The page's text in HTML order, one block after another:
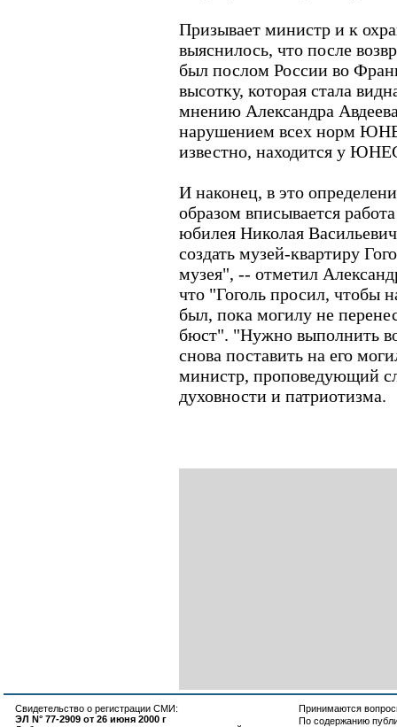
Призывает министр и к
выяснилось, что после
был послом России во
высотку, которая стала
мнению Александра
нарушением всех норм
известно, находится у
И наконец, в это
образом вписывается
юбилея Николая
создать музей-квартиру
музея", -- отметил
что "Гоголь просил, чтобы
был, пока могилу не
бюст". "Нужно выполнить
снова поставить на его
министр, проповедующий
духовности и патриотизма.
Свидетельство о регистрации СМИ:
ЭЛ N° 77-2909 от 26 июня 2000 г
Принимаются
По содержанию